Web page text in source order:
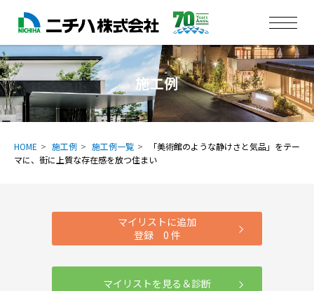
施工例
HOME 施工例 施工例一覧
「美術館のような静けさと気品」をテー
マに、街に上質な存在感を放つ住まい
マイリストに追加
登録 0 件
マイリストを見る＆診断